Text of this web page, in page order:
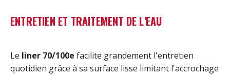
ENTRETIEN ET TRAITEMENT DE L'EAU
Le liner 70/100e facilite grandement l'entretien
quotidien grâce à sa surface lisse limitant l'accrochage